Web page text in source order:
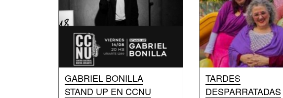
GABRIEL BONILLA
STAND UP EN CCNU
TARDES
DESPARRATADAS